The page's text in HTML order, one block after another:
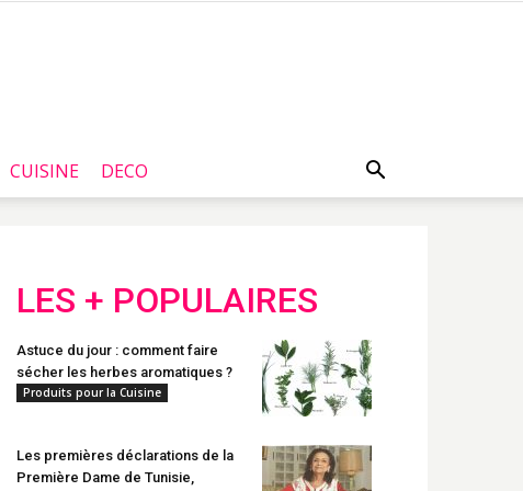
CUISINE DECO
LES + POPULAIRES
Astuce du jour : comment faire
sécher les herbes aromatiques ?
Produits pour la Cuisine
Les premières déclarations de la
Première Dame de Tunisie,